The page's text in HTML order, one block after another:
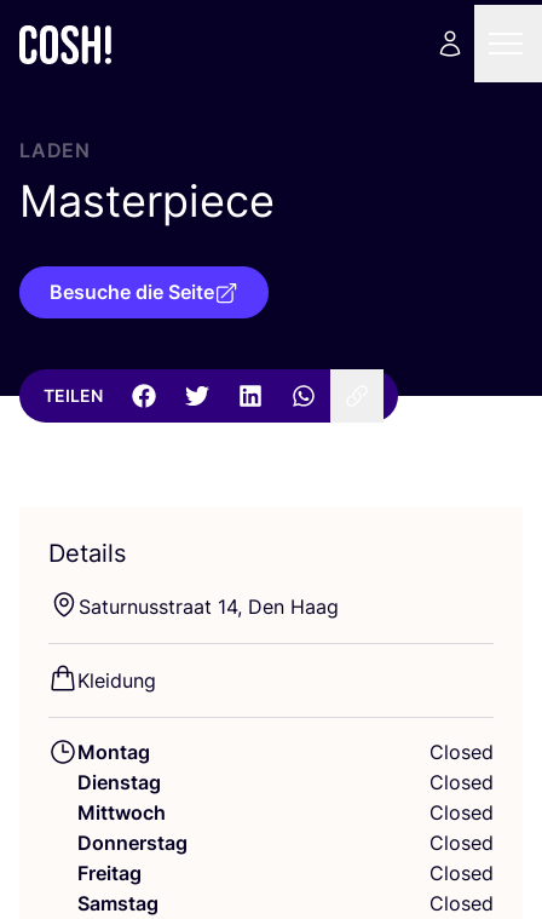
LADEN
Masterpiece
Besuche die Seite
TEILEN
Details
Satur­nus­s­tra­at 14, Den Haag
Klei­dung
Montag
Closed
Dienstag
Closed
Mittwoch
Closed
Donnerstag
Closed
Freitag
Closed
Samstag
Closed